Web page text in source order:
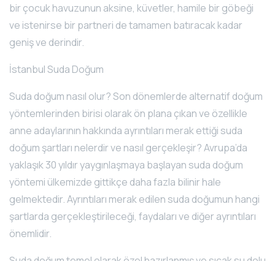
bir çocuk havuzunun aksine, küvetler, hamile bir göbeği
ve istenirse bir partneri de tamamen batıracak kadar
geniş ve derindir.
İstanbul Suda Doğum
Suda doğum nasıl olur? Son dönemlerde alternatif doğum
yöntemlerinden birisi olarak ön plana çıkan ve özellikle
anne adaylarının hakkında ayrıntıları merak ettiği suda
doğum şartları nelerdir ve nasıl gerçekleşir? Avrupa’da
yaklaşık 30 yıldır yaygınlaşmaya başlayan suda doğum
yöntemi ülkemizde gittikçe daha fazla bilinir hale
gelmektedir. Ayrıntıları merak edilen suda doğumun hangi
şartlarda gerçekleştirileceği, faydaları ve diğer ayrıntıları
önemlidir.